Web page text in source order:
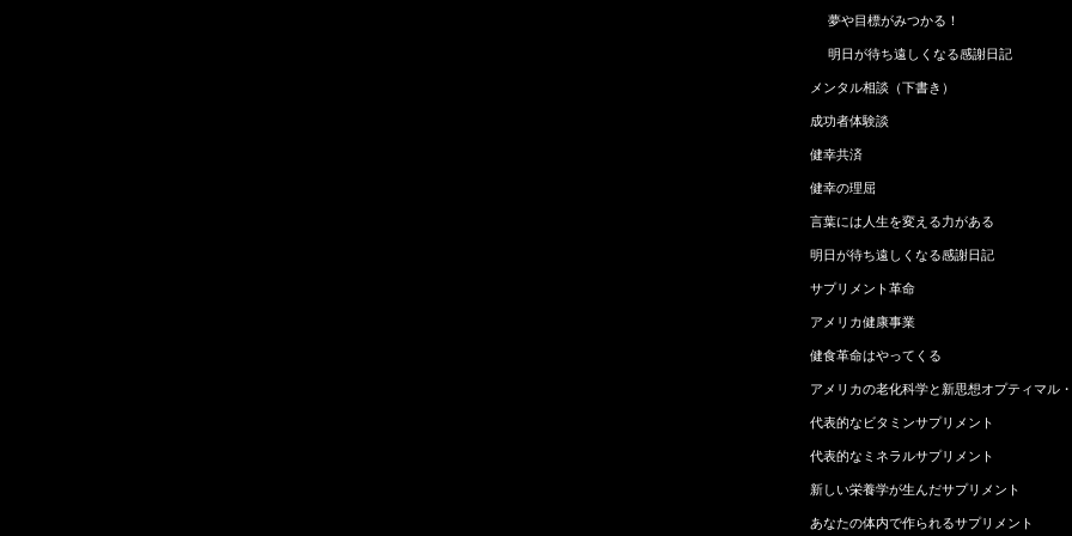
夢や目標がみつかる！
明日が待ち遠しくなる感謝日記
メンタル相談（下書き）
成功者体験談
健幸共済
健幸の理屈
言葉には人生を変える力がある
明日が待ち遠しくなる感謝日記
サプリメント革命
アメリカ健康事業
健食革命はやってくる
アメリカの老化科学と新思想オプティマル
代表的なビタミンサプリメント
代表的なミネラルサプリメント
新しい栄養学が生んだサプリメント
あなたの体内で作られるサプリメント